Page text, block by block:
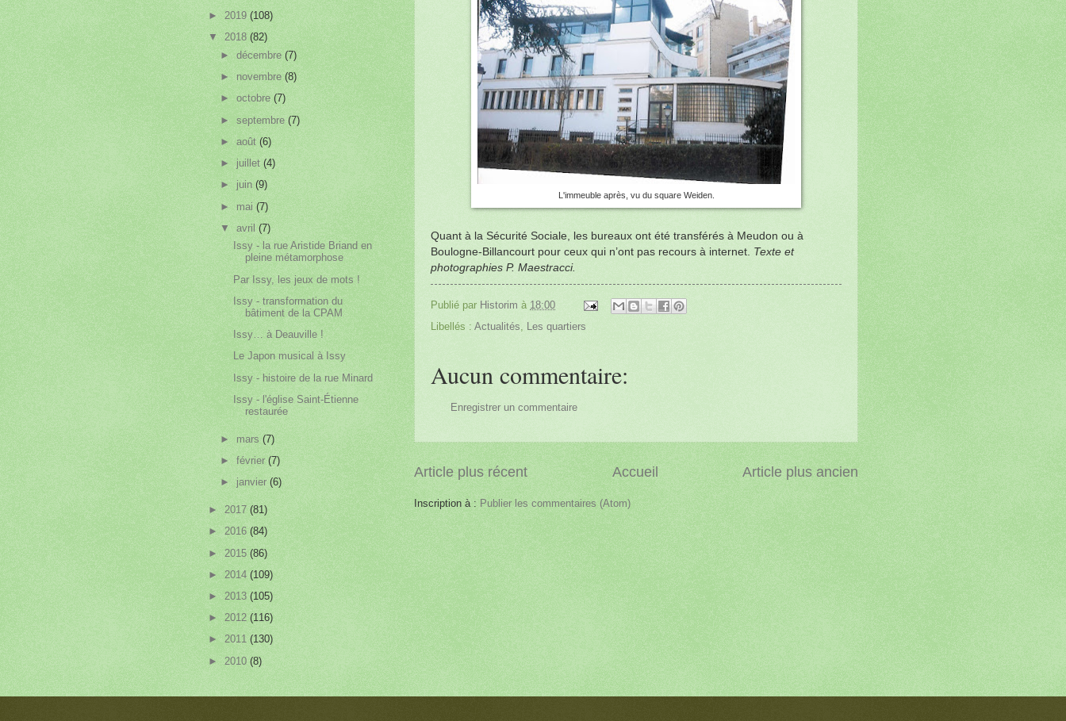
L'immeuble après, vu du square Weiden.
Quant à la Sécurité Sociale, les bureaux ont été transférés à Meudon ou à
Boulogne-Billancourt pour ceux qui n’ont pas recours à internet. Texte et
photographies P. Maestracci.
Publié par Historim à 18:00
Libellés : Actualités Les quartiers
Aucun commentaire:
Enregistrer un commentaire
Article plus récent Article plus ancien
Accueil
Inscription à : Publier les commentaires (Atom)
► 2019 (108)
▼ 2018 (82)
►décembre(7)
►novembre(8)
►octobre(7)
►septembre(7)
►août(6)
► juillet(4)
► juin(9)
► mai(7)
▼avril(7)
Issy - la rue Aristide Briand en
pleine métamorphose
Par Issy, les jeux de mots !
Issy - transformation du
bâtiment de la CPAM
Issy… à Deauville !
Le Japon musical à Issy
Issy - histoire de la rue Minard
Issy - l'église Saint-Étienne
restaurée
► mars(7)
►février(7)
►janvier(6)
► 2017 (81)
► 2016 (84)
► 2015 (86)
► 2014 (109)
► 2013 (105)
► 2012 (116)
► 2011 (130)
► 2010 (8)